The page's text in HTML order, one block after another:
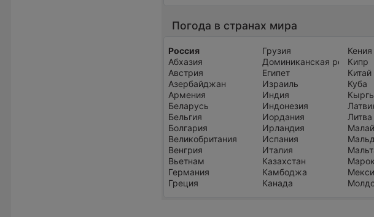
Погода в странах мира
Россия
Абхазия
Австрия
Азербайджан
Армения
Беларусь
Бельгия
Болгария
Великобритания
Венгрия
Вьетнам
Германия
Греция
Грузия
Доминиканская
Египет
Израиль
Индия
Индонезия
Иордания
Ирландия
Испания
Италия
Казахстан
Камбоджа
Канада
Кения
Кипр
Китай
Куба
Литва